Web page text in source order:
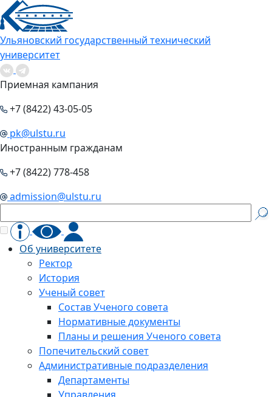
Ульяновский государственный технический
университет
Приемная кампания
+7 (8422) 43-05-05
pk@ulstu.ru
Иностранным гражданам
+7 (8422) 778-458
admission@ulstu.ru
Об университете
Ректор
История
Ученый совет
Состав Ученого совета
Нормативные документы
Планы и решения Ученого совета
Попечительский совет
Административные подразделения
Департаменты